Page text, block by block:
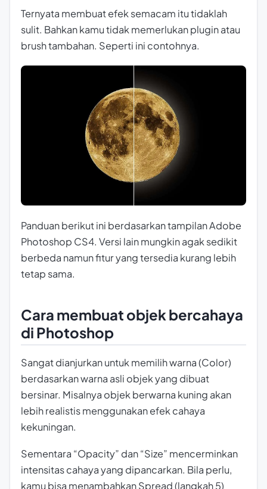
Ternyata membuat efek semacam itu tidaklah
sulit. Bahkan kamu tidak memerlukan plugin atau
brush tambahan. Seperti ini contohnya.
Panduan berikut ini berdasarkan tampilan Adobe
Photoshop CS4. Versi lain mungkin agak sedikit
berbeda namun fitur yang tersedia kurang lebih
tetap sama.
Cara membuat objek bercahaya
di Photoshop
Sangat dianjurkan untuk memilih warna (Color)
berdasarkan warna asli objek yang dibuat
bersinar. Misalnya objek berwarna kuning akan
lebih realistis menggunakan efek cahaya
kekuningan.
Sementara “Opacity” dan “Size” mencerminkan
intensitas cahaya yang dipancarkan. Bila perlu,
kamu bisa menambahkan Spread (langkah 5)